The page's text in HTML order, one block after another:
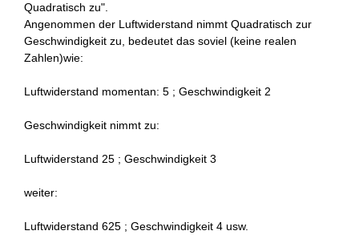
Quadratisch zu".
Angenommen der Luftwiderstand nimmt Quadratisch zur
Geschwindigkeit zu, bedeutet das soviel (keine realen
Zahlen)wie:
Luftwiderstand momentan: 5 ; Geschwindigkeit 2
Geschwindigkeit nimmt zu:
Luftwiderstand 25 ; Geschwindigkeit 3
weiter:
Luftwiderstand 625 ; Geschwindigkeit 4 usw.